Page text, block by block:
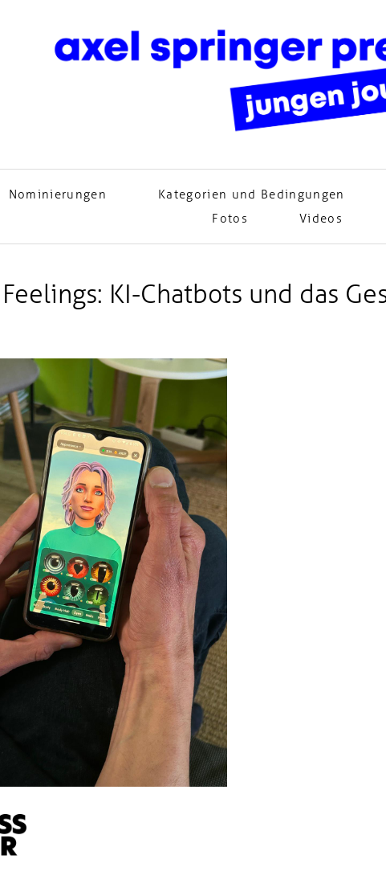
Nominierungen Kategorien und Bedingungen
Fotos
Videos
KI-Chatbots und das